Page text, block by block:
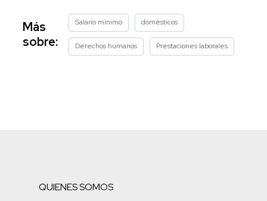
Más
sobre:
Salario mínimo domésticos
Derechos humanos Prestaciones laborales
QUIENES SOMOS